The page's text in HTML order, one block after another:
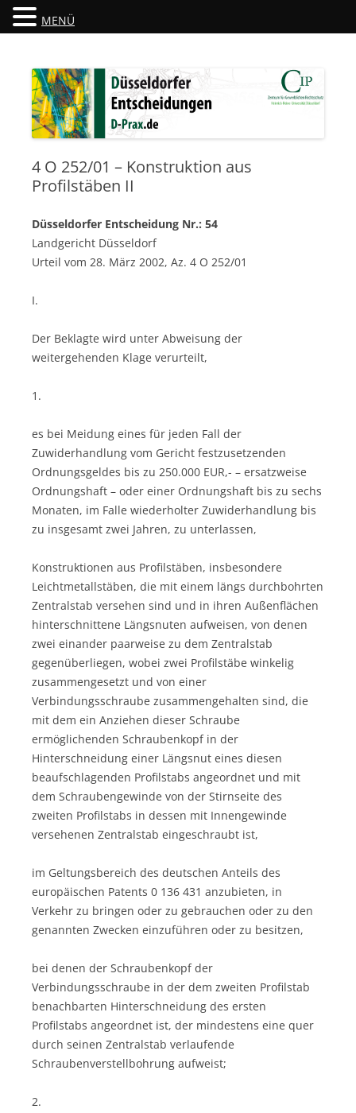
Düsseldorfer Entscheidungen
4 O 252/01 – Konstruktion aus
Profilstäben II
Düsseldorfer Entscheidung Nr.: 54
Landgericht Düsseldorf
Urteil vom 28. März 2002, Az. 4 O 252/01
I.
Der Beklagte wird unter Abweisung der
weitergehenden Klage verurteilt,
1.
es bei Meidung eines für jeden Fall der
Zuwiderhandlung vom Gericht festzusetzenden
Ordnungsgeldes bis zu 250.000 EUR,- – ersatzweise
Ordnungshaft – oder einer Ordnungshaft bis zu sechs
Monaten, im Falle wiederholter Zuwiderhandlung bis
zu insgesamt zwei Jahren, zu unterlassen,
Konstruktionen aus Profilstäben, insbesondere
Leichtmetallstäben, die mit einem längs durchbohrten
Zentralstab versehen sind und in ihren Außenflächen
hinterschnittene Längsnuten aufweisen, von denen
zwei einander paarweise zu dem Zentralstab
gegenüberliegen, wobei zwei Profilstäbe winkelig
zusammengesetzt und von einer
Verbindungsschraube zusammengehalten sind, die
mit dem ein Anziehen dieser Schraube
ermöglichenden Schraubenkopf in der
Hinterschneidung einer Längsnut eines diesen
beaufschlagenden Profilstabs angeordnet und mit
dem Schraubengewinde von der Stirnseite des
zweiten Profilstabs in dessen mit Innengewinde
versehenen Zentralstab eingeschraubt ist,
im Geltungsbereich des deutschen Anteils des
europäischen Patents 0 136 431 anzubieten, in
Verkehr zu bringen oder zu gebrauchen oder zu den
genannten Zwecken einzuführen oder zu besitzen,
bei denen der Schraubenkopf der
Verbindungsschraube in der dem zweiten Profilstab
benachbarten Hinterschneidung des ersten
Profilstabs angeordnet ist, der mindestens eine quer
durch seinen Zentralstab verlaufende
Schraubenverstellbohrung aufweist;
2.
MENÜ